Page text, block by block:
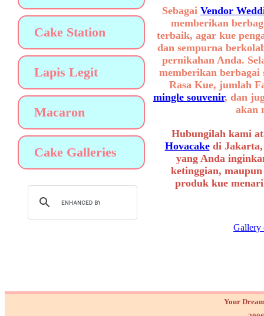
Cake Station
Lapis Legit
Macaron
Cake Galleries
Sebagai Vendor
memberikan
terbaik, agar kue
dan sempurna
pernikahan Anda.
memberikan
Rasa Kue, jumlah
mingle souvenir, dan
akan
Hubungilah kami
Hovacakedi Jakarta,
yang Anda
ketinggian,
produk kue
Gallery
Your